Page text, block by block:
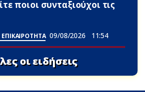
ποιοι συνταξιούχοι τις
ΕΠΙΚΑΙΡΟΤΗΤΑ 09/08/2026 11:54
οι ειδήσεις